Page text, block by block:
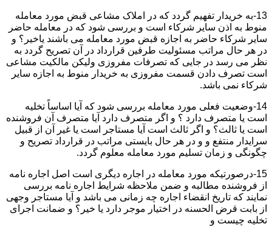
13-به خریدار تفهیم گردد که در املاک مشاعی قبض مورد معامله
منوط به اذن سایر شرکاء است و بررسی شود که در معامله حاضر
سایر شرکاء حاضر به اجازه قبض مورد معامله می باشند یاخیر؟ و
در هر حال مراتب مسئولیت طرفین قرارداد در آن تصریح گردد به
نظر می رسد در جایی که تصرفات مفروزی ولیکن مالکیت مشاعی
است تصرف دادن قسمت مفروزی به خریدار منوط به اجازه سایر
شرکاء نمی باشد.
14-وضعیت فعلی مورد معامله بررسی شود که آیا اساساً تخلیه
است یا متصرف دارد ؟ و اگر متصرف دارد آیا متصرف آن فروشنده
است یا ثالث؟ و اگر ثالث است آیا مستاجر است یا غیر آن از قبیل
سرایدار منتفع و و در هر حال بایستی مراتب در قرارداد تصریح و
چگونگی و زمان تسلیم مورد معامله معلوم گردد.
15-درصورتیکه مورد معامله در اجاره دیگری است اصل اجاره نامه
از فروشنده مطالبه و ضمن ملاحظه شرایط اجاره نامه بررسی
نمایند که تاریخ انقضاء اجاره چه زمانی می باشد و آیا مستاجر وجهی
از بابت قرض الحسنه در اختیار موجر دارد یا خیر؟ و ضمانت اجرای
تخلیه چیست و